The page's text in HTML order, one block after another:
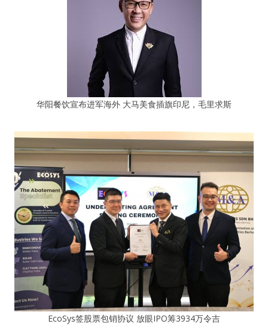
华阳餐饮宣布进军海外 大马美食插旗印尼，毛里求斯
EcoSys签股票包销协议 放眼IPO筹3934万令吉